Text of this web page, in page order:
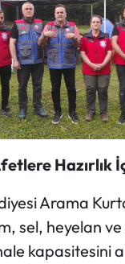
Hazırlık
Arama
sel, heyelan
kapasitesini